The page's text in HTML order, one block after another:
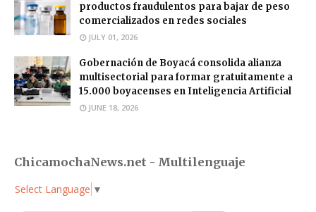
productos fraudulentos para bajar de peso
comercializados en redes sociales
JULY 01, 2026
Gobernación de Boyacá consolida alianza
multisectorial para formar gratuitamente a
15.000 boyacenses en Inteligencia Artificial
JUNE 18, 2026
ChicamochaNews.net - Multilenguaje
Select Language ▼